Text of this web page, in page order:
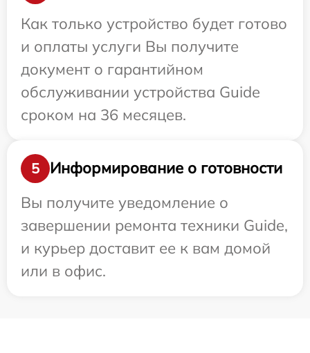
Как только устройство будет готово
и оплаты услуги Вы получите
документ о гарантийном
обслуживании устройства Guide
сроком на 36 месяцев.
5
Информирование о готовности
Вы получите уведомление о
завершении ремонта техники Guide,
и курьер доставит ее к вам домой
или в офис.